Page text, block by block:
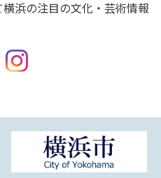
浜の注目の文化・芸術情報